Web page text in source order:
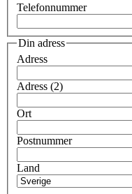
Telefonnummer
Din adress
Adress
Adress (2)
Ort
Postnummer
Land